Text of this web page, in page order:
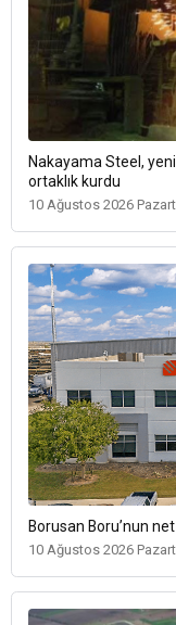
Nakayama Steel, yeni
ortaklık kurdu
10 Ağustos 2026
Borusan Boru’nun net
10 Ağustos 2026